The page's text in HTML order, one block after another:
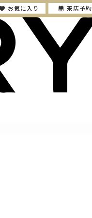
お気に入り 来店予約